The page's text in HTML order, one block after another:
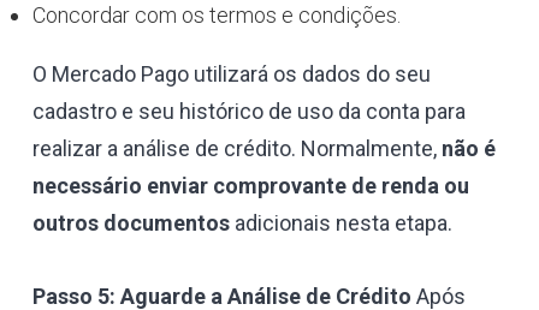
Concordar com os termos e condições.
O Mercado Pago utilizará os dados do seu
cadastro e seu histórico de uso da conta para
realizar a análise de crédito. Normalmente, não é
necessário enviar comprovante de renda ou
outros documentos adicionais nesta etapa.
Passo 5: Aguarde a Análise de Crédito Após